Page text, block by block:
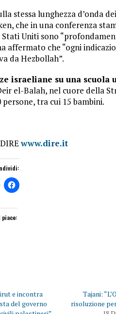
stessa lunghezza d’onda
che in una conferenza
Uniti sono
affermato che “ogni
da Hezbollah”.
israeliane su una scuola
el-Balah, nel cuore della
tra cui 15 bambini.
www.dire.it
piace:
e incontra
del governo
Tajani:
risoluzione